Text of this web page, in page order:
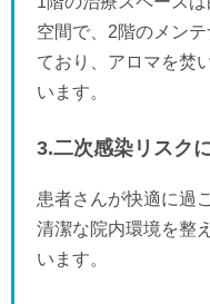
空間で、2階のメン
ており、アロマを焚
います。
3.二次感染リスク
患者さんが快適に過
清潔な院内環境を整
います。